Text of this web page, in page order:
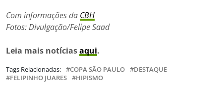
Com informações da CBH
Fotos: Divulgação/Felipe Saad
Leia mais notíciasaqui.
Tags Relacionadas: COPA SÃO PAULO
DESTAQUE
FELIPINHO JUARES
HIPISMO